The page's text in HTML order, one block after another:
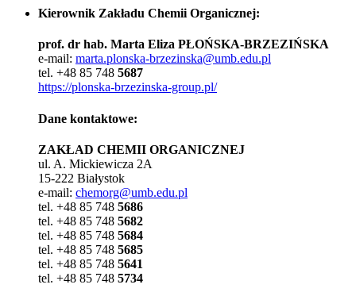
Kierownik Zakładu Chemii Organicznej:
prof. dr hab. Marta Eliza PŁOŃSKA-BRZEZIŃSKA
e-mail: marta.plonska-brzezinska@umb.edu.pl
tel. +48 85 748 5687
https://plonska-brzezinska-group.pl/
Dane kontaktowe:
ZAKŁAD CHEMII ORGANICZNEJ
ul. A. Mickiewicza 2A
15-222 Białystok
e-mail: chemorg@umb.edu.pl
tel. +48 85 748 5686
tel. +48 85 748 5682
tel. +48 85 748 5684
tel. +48 85 748 5685
tel. +48 85 748 5641
tel. +48 85 748 5734